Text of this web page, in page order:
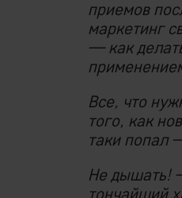
приемов
маркетинг
— как
Все, что
того, как
таки попал
Не дышать!
тончайший